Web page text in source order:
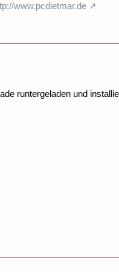
www.pcdietmar.de
runtergeladen und